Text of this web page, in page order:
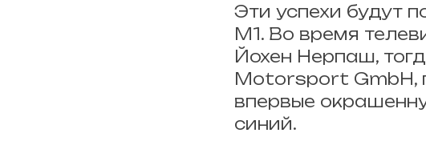
Эти успехи будут
M1. Во время
Йохен Нерпаш,
Motorsport GmbH,
впервые
синий.